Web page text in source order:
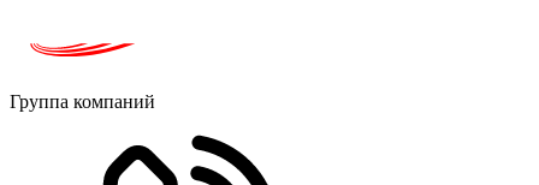
Группа компаний